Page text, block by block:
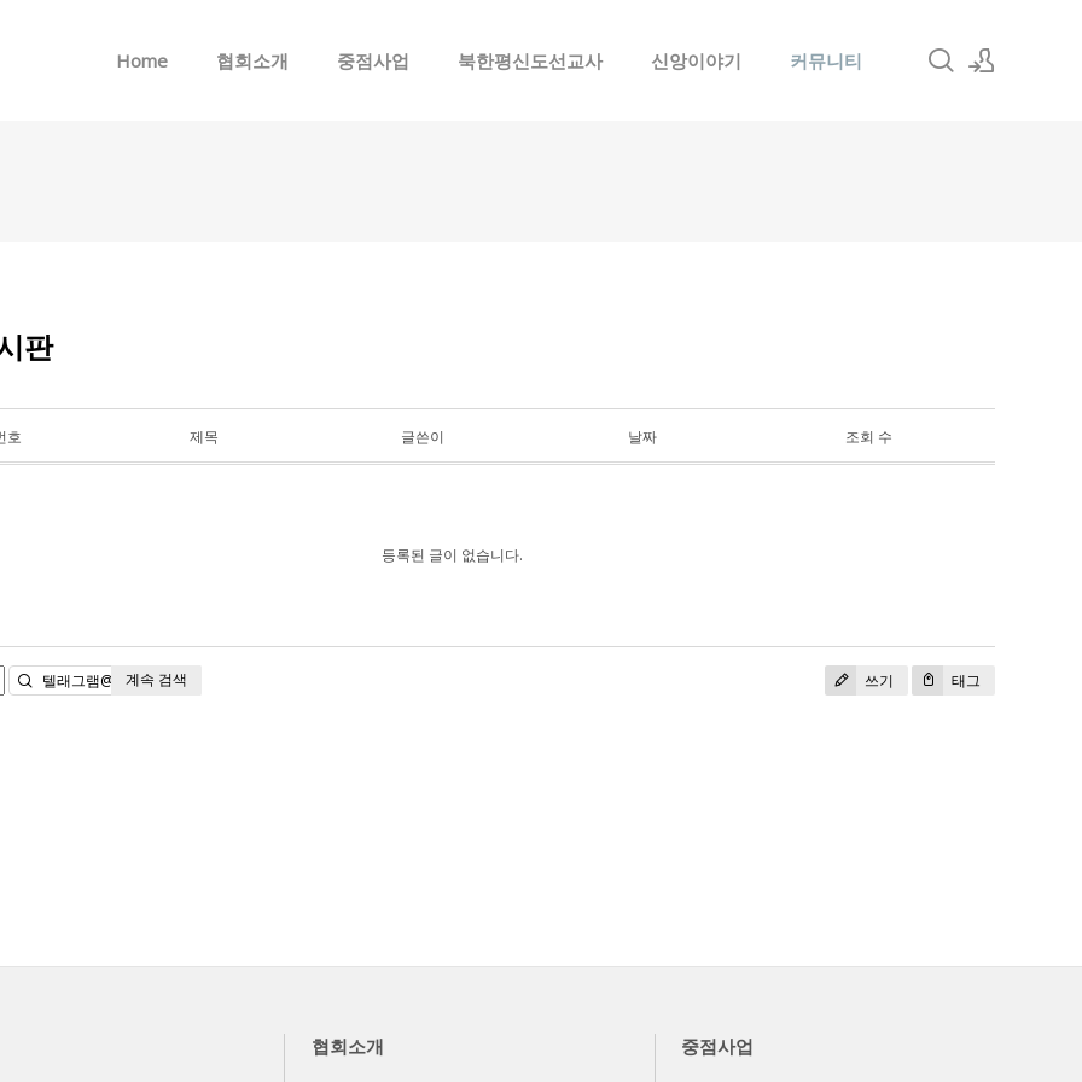
Home 협회소개 중점사업 북한평신도선교사 신앙이야기 커뮤니티
판
호 제목 글쓴이 날짜 조회 수
등록된 글이 없습니다.
쓰기 태그
검색
계속 검색
협회소개 중점사업